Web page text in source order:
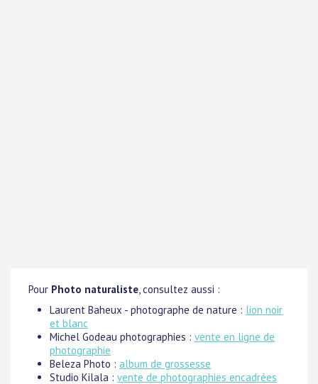
Pour Photo naturaliste, consultez aussi :
Laurent Baheux - photographe de nature : lion noir
et blanc
Michel Godeau photographies : vente en ligne de
photographie
Beleza Photo : album de grossesse
Studio Kilala : vente de photographies encadrées